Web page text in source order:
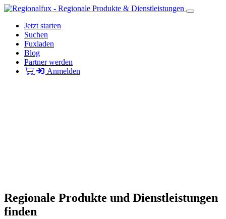
Jetzt starten
Suchen
Fuxladen
Blog
Partner werden
Anmelden
Regionale Produkte und Dienstleistungen
finden